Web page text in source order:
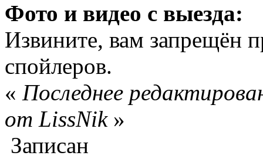
Фото и видео с выезда:
Извините, вам запрещён
спойлеров.
« Последнее
от LissNik »
Записан